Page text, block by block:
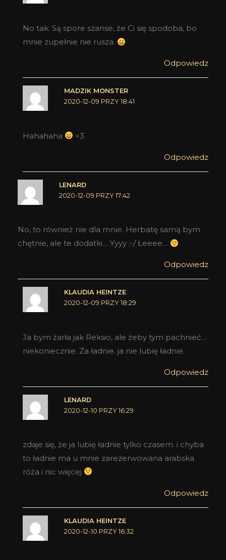
No tak. Są spore szanse, że Ci się spodoba, bo
mnie zupełnie nie rusza.
Odpowiedz
MADZIK MONSTER
2020-12-09 PRZY 18:41
Hahahaha <3
Odpowiedz
LENARD
2020-12-09 PRZY 17:42
No, to również nie dla mnie. Herbatę samą bym
chętnie, ale te dodatki… Yyyy :-/ Łeeee…
Odpowiedz
KLAUDIA HEINTZE
2020-12-09 PRZY 18:29
Ja bym żarła jak Reksio, ale żeby tym pachnieć…
niekoniecznie. Za ładnie. ja nie lubię ładnie.
Odpowiedz
LENARD
2020-12-10 PRZY 16:29
zdaje się, że ja lubię ładnie tylko czasem. i chyba
to ładnie ma u mnie zarezerwowana arabska
róża i nic więcej
Odpowiedz
KLAUDIA HEINTZE
2020-12-10 PRZY 16:32